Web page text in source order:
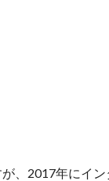
、2017年にイ